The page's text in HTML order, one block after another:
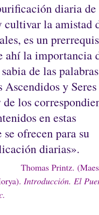
diaria de
cultivar la amistad
es un
ahí la importancia
de las
Ascendidos y Seres
los
en estas
se ofrecen para su
diarias».
Printz.
Introducción. El